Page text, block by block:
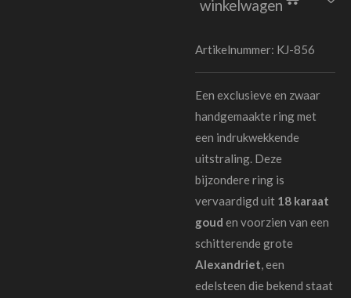
winkelwagen
Artikelnummer: KJ-856
Een exclusieve en zwaar
handgemaakte ring met
een indrukwekkende
uitstraling. Deze
bijzondere ring is
vervaardigd uit 18 karaat
goud en voorzien van een
schitterende grote
Alexandriet, een
edelsteen die bekend staat